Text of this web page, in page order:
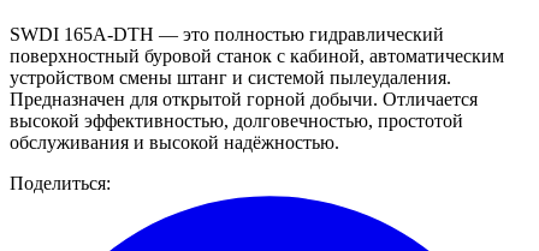
SWDI 165A-DTH — это полностью гидравлический
поверхностный буровой станок с кабиной, автоматическим
устройством смены штанг и системой пылеудаления.
Предназначен для открытой горной добычи. Отличается
высокой эффективностью, долговечностью, простотой
обслуживания и высокой надёжностью.
Поделиться: